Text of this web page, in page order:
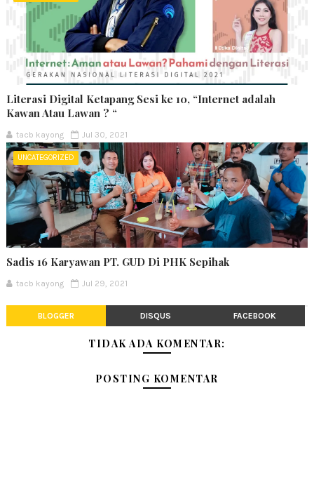
Literasi Digital Ketapang Sesi ke 10, “Internet adalah
Kawan Atau Lawan ? “
tacb kayong Jul 30, 2021
UNCATEGORIZED
Sadis 16 Karyawan PT. GUD Di PHK Sepihak
tacb kayong Jul 29, 2021
BLOGGER DISQUS FACEBOOK
TIDAK ADA KOMENTAR:
POSTING KOMENTAR